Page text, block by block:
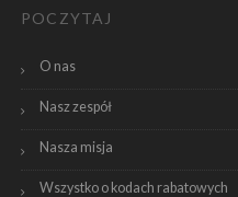
POCZYTAJ
O nas
Nasz zespół
Nasza misja
Wszystko o kodach rabatowych